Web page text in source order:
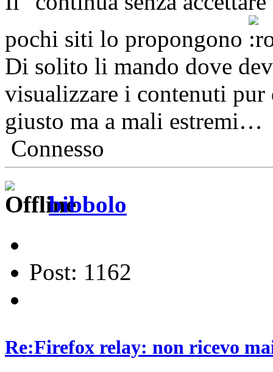
pochi siti lo propongono
Di solito li mando dove
visualizzare i contenuti
giusto ma a mali estremi…
Connesso
bibbolo
Post: 1162
Re:Firefox relay: non ricevo